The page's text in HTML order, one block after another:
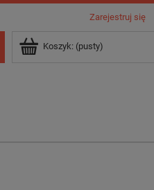
Zarejestruj się
Koszyk: (pusty)